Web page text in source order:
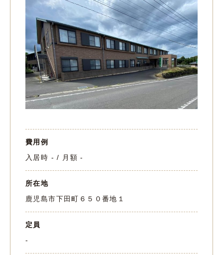
費用例
入居時 - / 月額 -
所在地
鹿児島市下田町６５０番地１
定員
-